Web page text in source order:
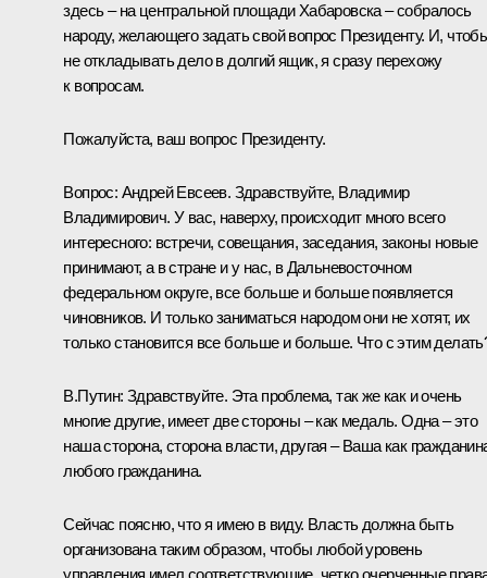
здесь – на центральной площади Хабаровска – собралось
народу, желающего задать свой вопрос Президенту. И,
не откладывать дело в долгий ящик, я сразу перехожу
к вопросам.
Пожалуйста, ваш вопрос Президенту.
Вопрос: Андрей Евсеев. Здравствуйте, Владимир
Владимирович. У вас, наверху, происходит много всего
интересного: встречи, совещания, заседания, законы новые
принимают, а в стране и у нас, в Дальневосточном
федеральном округе, все больше и больше появляется
чиновников. И только заниматься народом они не хотят, их
только становится все больше и больше. Что с этим
В.Путин: Здравствуйте. Эта проблема, так же как и очень
многие другие, имеет две стороны – как медаль. Одна – это
наша сторона, сторона власти, другая – Ваша как
любого гражданина.
Сейчас поясню, что я имею в виду. Власть должна быть
организована таким образом, чтобы любой уровень